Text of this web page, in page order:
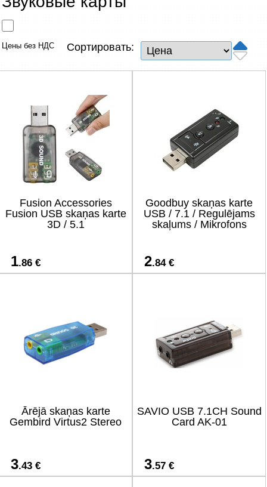
Сетевые товары
ТВ, Фото и электроника
Автотовары
Renewd техника, Outlet
Цены без НДС Сортировать:
Fusion Accessories
Fusion USB skaņas karte
3D / 5.1
1.86 €
Goodbuy skaņas karte
USB / 7.1 / Regulējams
skaļums / Mikrofons
2.84 €
Ārējā skaņas karte
Gembird Virtus2 Stereo
3.43 €
SAVIO USB 7.1CH Sound
Card AK-01
3.57 €